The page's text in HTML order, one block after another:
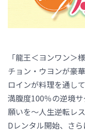
「龍王＜ヨンワン＞
チョン・ウヨンが豪
ロインが料理を通し
満腹度100％の逆境
願いを～人生逆転レ
Dレンタル開始、さ